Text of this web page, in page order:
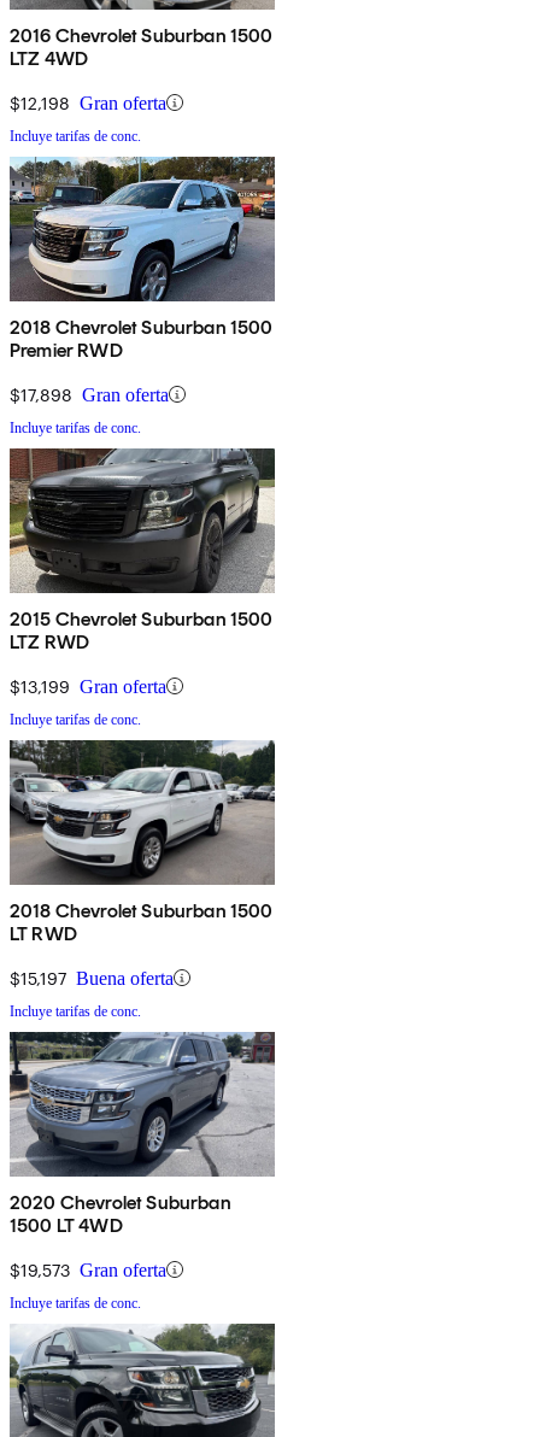
2016 Chevrolet Suburban 1500
LTZ 4WD
$12,198 Gran oferta
Incluye tarifas de conc.
2018 Chevrolet Suburban 1500
Premier RWD
$17,898 Gran oferta
Incluye tarifas de conc.
2015 Chevrolet Suburban 1500
LTZ RWD
$13,199 Gran oferta
Incluye tarifas de conc.
2018 Chevrolet Suburban 1500
LT RWD
$15,197 Buena oferta
Incluye tarifas de conc.
2020 Chevrolet Suburban
1500 LT 4WD
$19,573 Gran oferta
Incluye tarifas de conc.